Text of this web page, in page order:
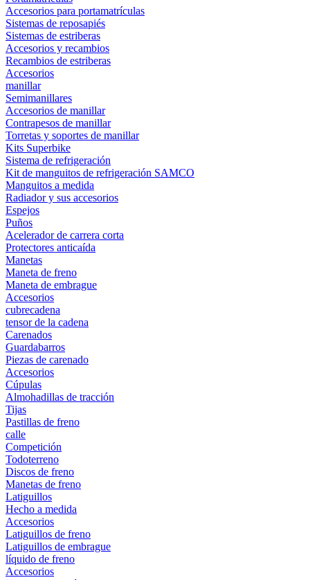
Accesorios para portamatrículas
Sistemas de reposapiés
Sistemas de estriberas
Accesorios y recambios
Recambios de estriberas
Accesorios
manillar
Semimanillares
Accesorios de manillar
Contrapesos de manillar
Torretas y soportes de manillar
Kits Superbike
Sistema de refrigeración
Kit de manguitos de refrigeración SAMCO
Manguitos a medida
Radiador y sus accesorios
Espejos
Puños
Acelerador de carrera corta
Protectores anticaída
Manetas
Maneta de freno
Maneta de embrague
Accesorios
cubrecadena
tensor de la cadena
Carenados
Guardabarros
Piezas de carenado
Accesorios
Cúpulas
Almohadillas de tracción
Tijas
Pastillas de freno
calle
Competición
Todoterreno
Discos de freno
Manetas de freno
Latiguillos
Hecho a medida
Accesorios
Latiguillos de freno
Latiguillos de embrague
líquido de freno
Accesorios